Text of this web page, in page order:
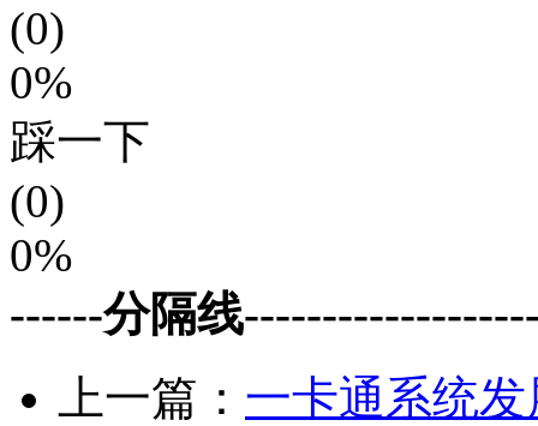
(0)
0%
踩一下
(0)
0%
------分隔线
上一篇： 一卡通系统